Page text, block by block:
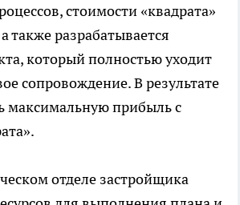
стоимости «квадрата»
также разрабатывается
который полностью уходит
сопровождение. В результате
максимальную прибыль с
отделе застройщика